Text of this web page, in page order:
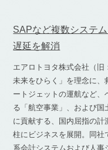
SAPなど複数システ
遅延を解消
エアロトヨタ株式会社（
未来をひらく」を理念に
ートジェットの運航など
る「航空事業」、および
に貢献する、国内屈指の
柱にビジネスを展開。同社
系会計システムおよび人